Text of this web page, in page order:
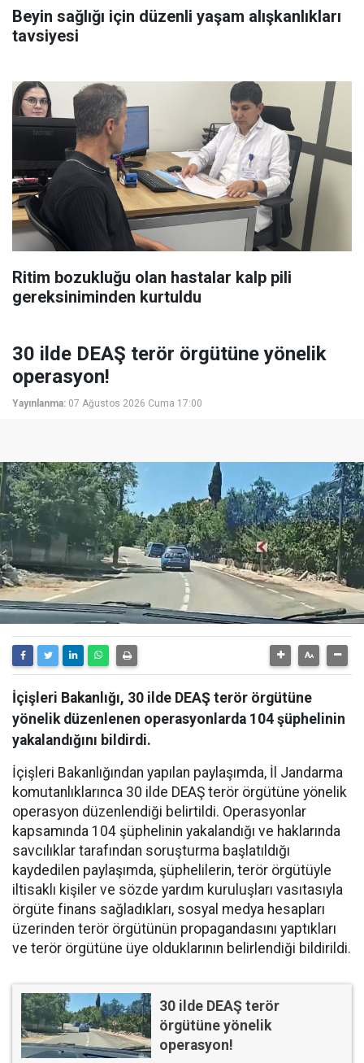
Beyin sağlığı için düzenli yaşam alışkanlıkları
tavsiyesi
Ritim bozukluğu olan hastalar kalp pili
gereksiniminden kurtuldu
30 ilde DEAŞ terör örgütüne yönelik
operasyon!
Yayınlanma: 07 Ağustos 2026 Cuma 17:00
İçişleri Bakanlığı, 30 ilde DEAŞ terör örgütüne
yönelik düzenlenen operasyonlarda 104 şüphelinin
yakalandığını bildirdi.
İçişleri Bakanlığından yapılan paylaşımda, İl Jandarma
komutanlıklarınca 30 ilde DEAŞ terör örgütüne yönelik
operasyon düzenlendiği belirtildi. Operasyonlar
kapsamında 104 şüphelinin yakalandığı ve haklarında
savcılıklar tarafından soruşturma başlatıldığı
kaydedilen paylaşımda, şüphelilerin, terör örgütüyle
iltisaklı kişiler ve sözde yardım kuruluşları vasıtasıyla
örgüte finans sağladıkları, sosyal medya hesapları
üzerinden terör örgütünün propagandasını yaptıkları
ve terör örgütüne üye olduklarının belirlendiği bildirildi.
30 ilde DEAŞ terör
örgütüne yönelik
operasyon!